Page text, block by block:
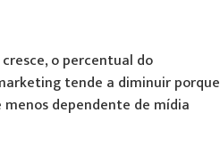
o percentual do
tende a diminuir porque
dependente de mídia